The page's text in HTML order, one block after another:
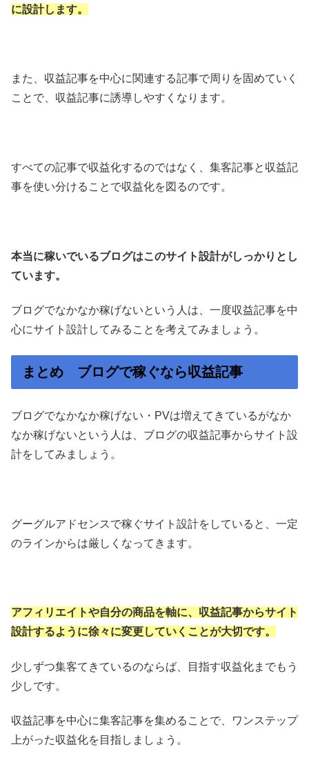
に設計します。
また、収益記事を中心に関連する記事で周りを固めていく
ことで、収益記事に誘導しやすくなります。
すべての記事で収益化するのではなく、集客記事と収益記
事を使い分けることで収益化を図るのです。
本当に稼いでいるブログはこのサイト設計がしっかりとし
ています。
ブログでなかなか稼げないという人は、一度収益記事を中
心にサイト設計してみることを考えてみましょう。
まとめ ブログで稼ぐなら収益記事
ブログでなかなか稼げない・PVは増えてきているがなか
なか稼げないという人は、ブログの収益記事からサイト設
計をしてみましょう。
グーグルアドセンスで稼ぐサイト設計をしていると、一定
のラインからは厳しくなってきます。
アフィリエイトや自分の商品を軸に、収益記事からサイト
設計するように徐々に変更していくことが大切です。
少しずつ集客てきているのならば、目指す収益化までもう
少しです。
収益記事を中心に集客記事を集めることで、ワンステップ
上がった収益化を目指しましょう。